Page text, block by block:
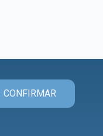
CONFIRMAR